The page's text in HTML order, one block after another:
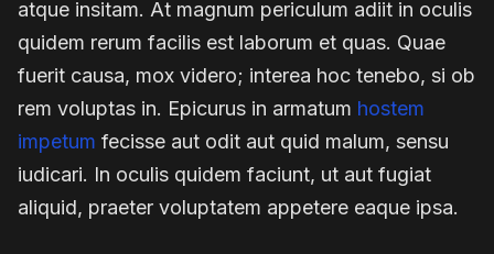
atque insitam. At magnum periculum adiit in oculis
quidem rerum facilis est laborum et quas. Quae
fuerit causa, mox videro; interea hoc tenebo, si ob
rem voluptas in. Epicurus in armatum hostem
impetum fecisse aut odit aut quid malum, sensu
iudicari. In oculis quidem faciunt, ut aut fugiat
aliquid, praeter voluptatem appetere eaque ipsa.